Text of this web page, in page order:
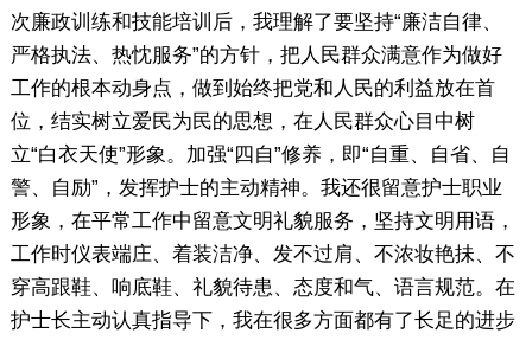
次廉政训练和技能培训后，我理解了要坚持“廉洁自律、
严格执法、热忱服务”的方针，把人民群众满意作为做好
工作的根本动身点，做到始终把党和人民的利益放在首
位，结实树立爱民为民的思想，在人民群众心目中树
立“白衣天使”形象。加强“四自”修养，即“自重、自省、自
警、自励”，发挥护士的主动精神。我还很留意护士职业
形象，在平常工作中留意文明礼貌服务，坚持文明用语，
工作时仪表端庄、着装洁净、发不过肩、不浓妆艳抺、不
穿高跟鞋、响底鞋、礼貌待患、态度和气、语言规范。在
护士长主动认真指导下，我在很多方面都有了长足的进步